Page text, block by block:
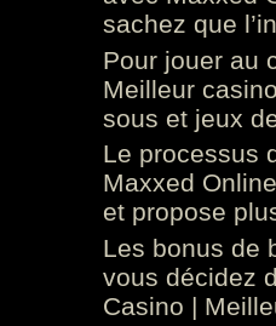
sachez que
Pour jouer au
Meilleur
sous et jeux
Le processus
Maxxed
et propose
Les bonus de
vous décidez
Casino |